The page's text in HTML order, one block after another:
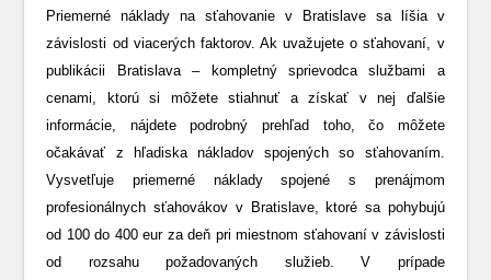
Priemerné náklady na sťahovanie v Bratislave sa líšia v
závislosti od viacerých faktorov. Ak uvažujete o sťahovaní, v
publikácii Bratislava – kompletný sprievodca službami a
cenami, ktorú si môžete stiahnuť a získať v nej ďalšie
informácie, nájdete podrobný prehľad toho, čo môžete
očakávať z hľadiska nákladov spojených so sťahovaním.
Vysvetľuje priemerné náklady spojené s prenájmom
profesionálnych sťahovákov v Bratislave, ktoré sa pohybujú
od 100 do 400 eur za deň pri miestnom sťahovaní v závislosti
od rozsahu požadovaných služieb. V prípade